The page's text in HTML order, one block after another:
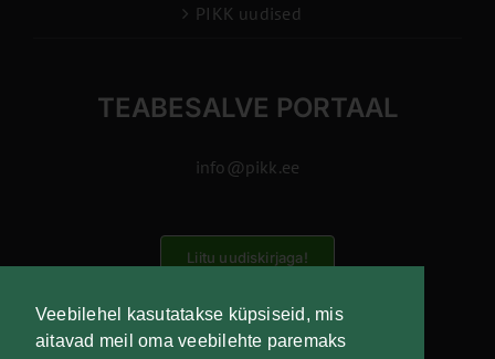
Veebilehel kasutatakse küpsiseid, mis
aitavad meil oma veebilehte paremaks
PIKK uudised
TEABESALVE PORTAAL
info@pikk.ee
Liitu uudiskirjaga!